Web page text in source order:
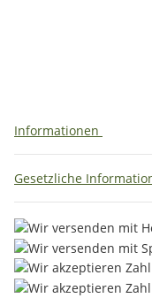
Informationen
Gesetzliche